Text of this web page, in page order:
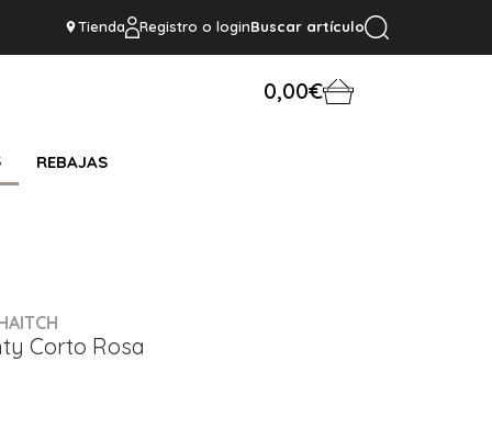
Tienda Registro o loginBuscar artículo
0,00€
REBAJAS
Corto Rosa